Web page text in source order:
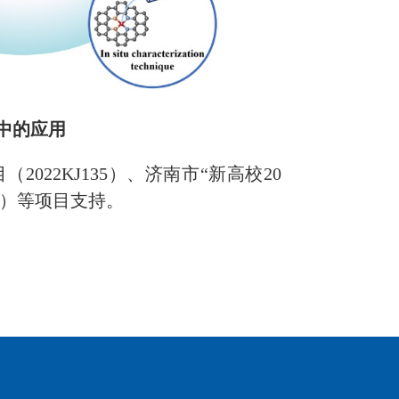
的应用
（ 2022KJ135）、济南市“新高校20
）等项目支持。